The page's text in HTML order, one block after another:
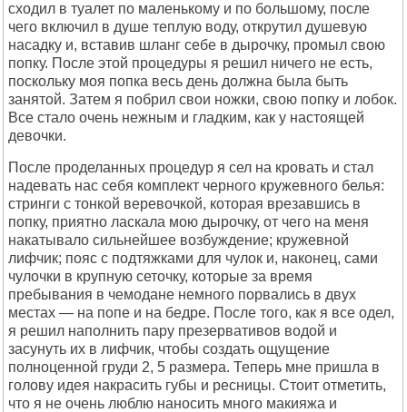
сходил в туалет по маленькому и по большому, после
чего включил в душе теплую воду, открутил душевую
насадку и, вставив шланг себе в дырочку, промыл свою
попку. После этой процедуры я решил ничего не есть,
поскольку моя попка весь день должна была быть
занятой. Затем я побрил свои ножки, свою попку и лобок.
Все стало очень нежным и гладким, как у настоящей
девочки.
После проделанных процедур я сел на кровать и стал
надевать нас себя комплект черного кружевного белья:
стринги с тонкой веревочкой, которая врезавшись в
попку, приятно ласкала мою дырочку, от чего на меня
накатывало сильнейшее возбуждение; кружевной
лифчик; пояс с подтяжками для чулок и, наконец, сами
чулочки в крупную сеточку, которые за время
пребывания в чемодане немного порвались в двух
местах — на попе и на бедре. После того, как я все одел,
я решил наполнить пару презервативов водой и
засунуть их в лифчик, чтобы создать ощущение
полноценной груди 2, 5 размера. Теперь мне пришла в
голову идея накрасить губы и ресницы. Стоит отметить,
что я не очень люблю наносить много макияжа и